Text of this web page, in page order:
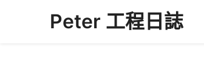
Peter 工程日誌